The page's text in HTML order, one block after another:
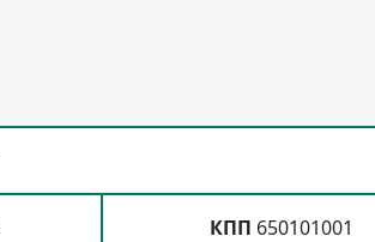
КПП 650101001